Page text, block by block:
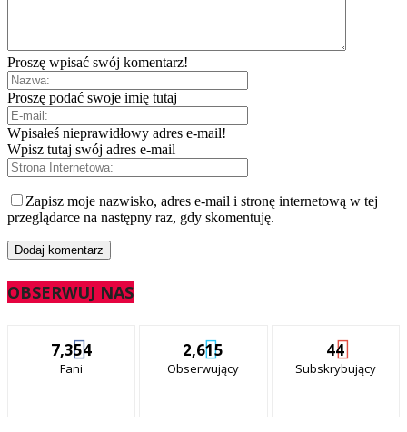
Proszę wpisać swój komentarz!
Proszę podać swoje imię tutaj
Wpisałeś nieprawidłowy adres e-mail!
Wpisz tutaj swój adres e-mail
Zapisz moje nazwisko, adres e-mail i stronę internetową w tej
przeglądarce na następny raz, gdy skomentuję.
OBSERWUJ NAS
7,354
Fani
2,615
Obserwujący
44
Subskrybujący